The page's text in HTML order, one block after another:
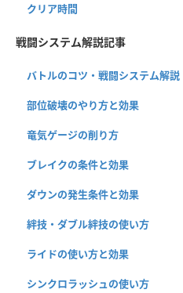
クリア時間
戦闘システム解説記事
バトルのコツ・戦闘システム解説
部位破壊のやり方と効果
竜気ゲージの削り方
ブレイクの条件と効果
ダウンの発生条件と効果
絆技・ダブル絆技の使い方
ライドの使い方と効果
シンクロラッシュの使い方